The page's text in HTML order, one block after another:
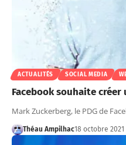
ACTUALITÉS SOCIAL MEDIA
Facebook souhaite
Mark Zuckerberg, le PDG de
Théau Ampilhac18 octobre 2021